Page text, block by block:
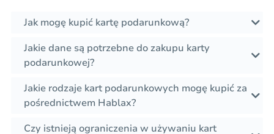
Jak mogę kupić kartę podarunkową?
Jakie dane są potrzebne do zakupu karty
podarunkowej?
Jakie rodzaje kart podarunkowych mogę kupić za
pośrednictwem Hablax?
Czy istnieją ograniczenia w używaniu kart